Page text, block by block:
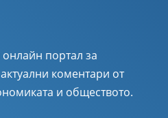
портал за
коментари от
и обществото.